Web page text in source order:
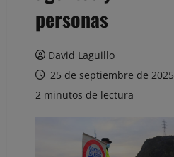
personas
David Laguillo
25 de septiembre de 2025
2 minutos de lectura